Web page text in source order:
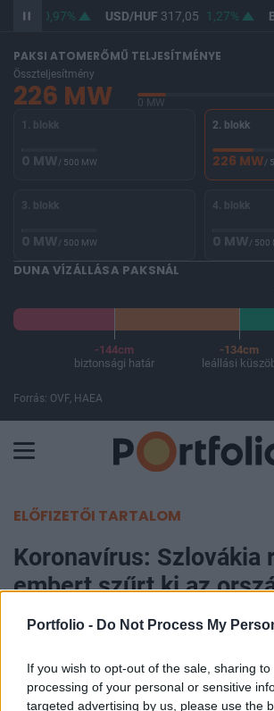
Portfolio - Do Not Process My
If you wish to opt-out of the sale, sharing
processing of your personal or sensitive
targeted advertising by us, please use the
0,97% USD/HUF317,05 1,27%
PAKSI ATOMERŐMŰ TELJESÍTMÉNYE
Összteljesítmény
226 MW 0 MW
1. blokk
0 MW/ 500 MW
2. blokk
226 MW/
3. blokk
0 MW/ 500 MW
4. blokk
0 MW/ 500
DUNA VÍZÁLLÁSA PAKSNÁL
-144cm
biztonsági határ
-134cm
leállási
Forrás: OVF, HAEA
ELŐFIZETŐI TARTALOM
Koronavírus: Szlovákia
embert szűrt ki az
teszteléseken
MTI
2020. november 09. 16:25